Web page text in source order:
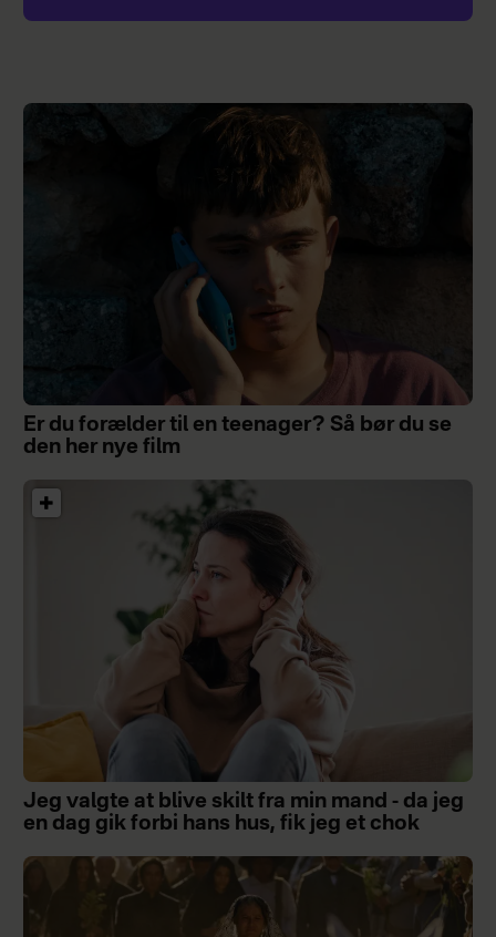
Er du forælder til en teenager? Så bør du se
den her nye film
Jeg valgte at blive skilt fra min mand - da jeg
en dag gik forbi hans hus, fik jeg et chok